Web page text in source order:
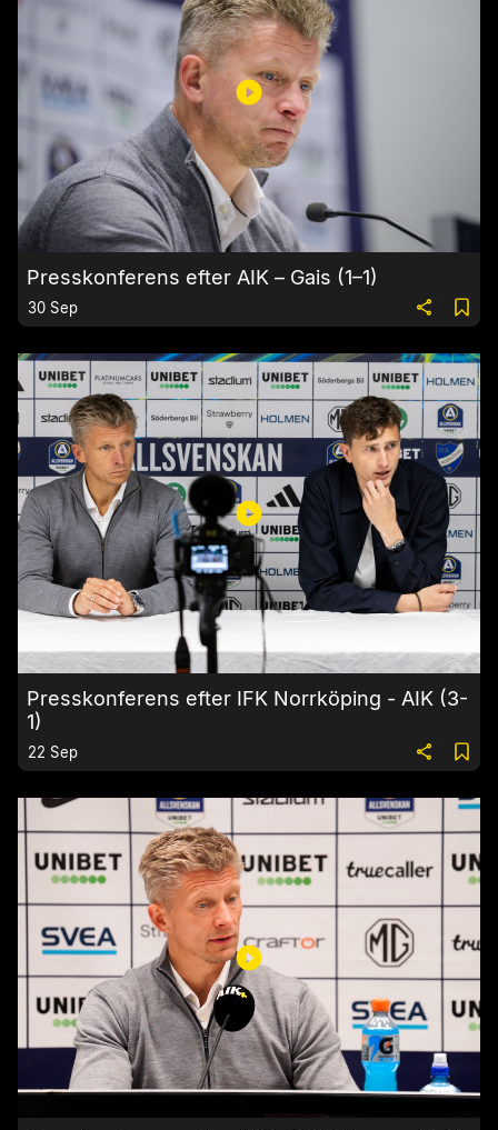
Presskonferens efter AIK – Gais (1–1)
30 Sep
Presskonferens efter IFK Norrköping - AIK (3-
1)
22 Sep